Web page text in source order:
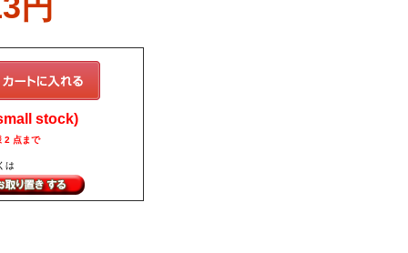
stock)
2 点まで
は